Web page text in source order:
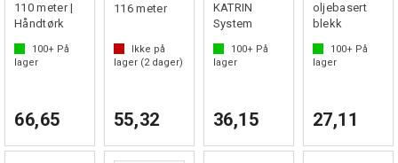
110 meter |
Håndtørk
100+ På
lager
66,65
116 meter
Ikke på
lager (2dager)
55,32
KATRIN
System
100+På
lager
36,15
oljebasert
blekk
100+På
lager
27,11